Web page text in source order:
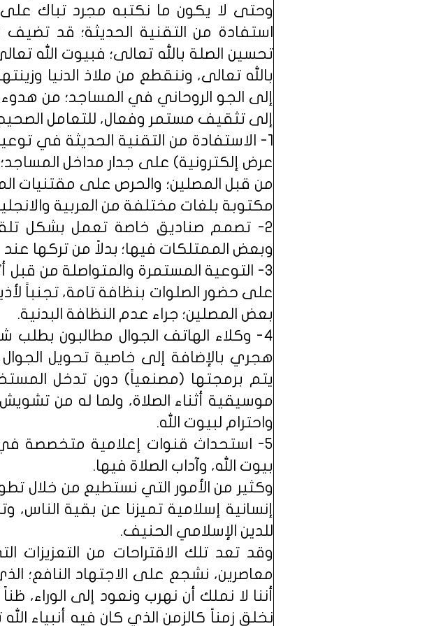
وحتى لا يكون ما نكتبه مجرد تباك
استفادة من التقنية الحديثة؛ قد تضيف
تحسين الصلة بالله تعالى؛ فبيوت الله
بالله تعالى، وننقطع من ملاذ الدنيا
إلى الجو الروحاني في المساجد؛ من
إلى تثقيف مستمر وفعال، للتعامل
1- الاستفادة من التقنية الحديثة في
عرض إلكترونية) على جدار مداخل
من قبل المصلين؛ والحرص على مقتنيات
مكتوبة بلغات مختلفة من العربية
2- تصمم صناديق خاصة تعمل بشكل
وبعض الممتلكات فيها؛ بدلاً من تركها
3- التوعية المستمرة والمتواصلة من قبل
على حضور الصلوات بنظافة تامة، تجنباً
بعض المصلين؛ جراء عدم النظافة البدنية.
4- وكلاء الهاتف الجوال مطالبون
هجري بالإضافة إلى خاصية تحويل
يتم برمجتها (مصنعياً) دون تدخل
موسيقية أثناء الصلاة، ولما له من
واحترام لبيوت الله.
5- استحداث قنوات إعلامية متخصصة
بيوت الله، وآداب الصلاة فيها.
وكثير من الأمور التي نستطيع من خلال
إنسانية إسلامية تميزنا عن بقية الناس،
للدين الإسلامي الحنيف.
وقد تعد تلك الاقتراحات من التعزيزات
معاصرين، نشجع على الاجتهاد النافع؛
أننا لا نملك أن نهرب ونعود إلى الوراء،
نخلق زمناً كالزمن الذي كان فيه أنبياء